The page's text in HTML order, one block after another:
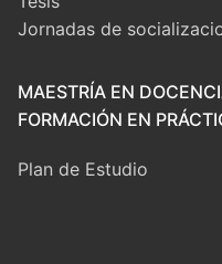
Jornadas de
MAESTRÍA EN
FORMACIÓN EN
Plan de Estudio